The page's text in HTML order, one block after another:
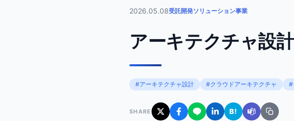
2026.05.08受託開発ソリューション事業
アーキテクチャ設
#アーキテクチャ設計 #クラウドアーキテクチャ #
SHARE B!